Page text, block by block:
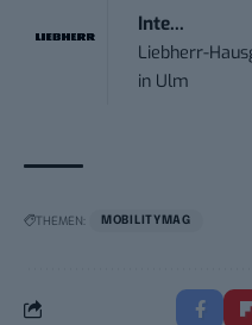
Inte...
Liebherr-
in Ulm
THEMEN: MOBILITYMAG